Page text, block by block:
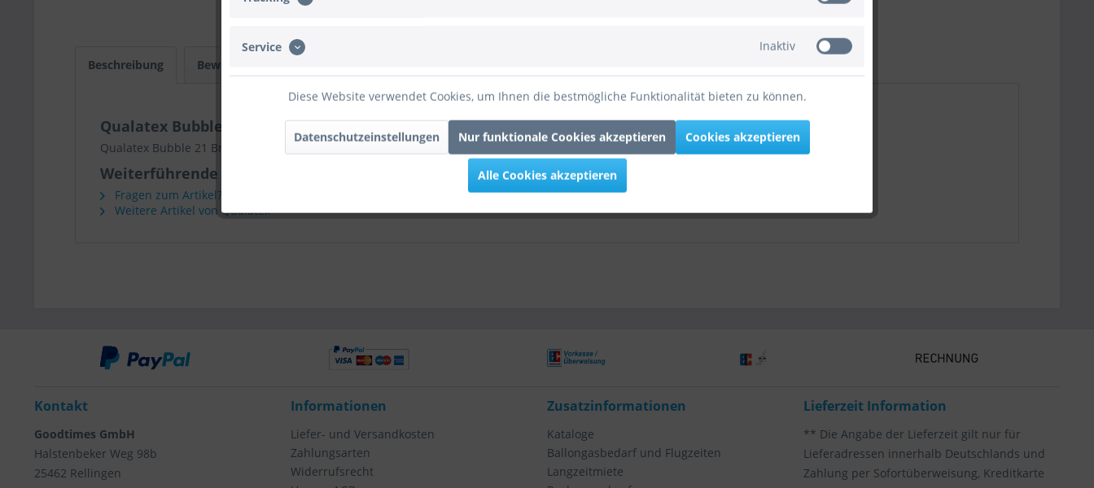
Beschreibung Bewertungen
Qualatex Bubble 21 Brilliant Stars 55cm/22"
Qualatex Bubble 21 Brilliant Stars 55cm/22"
Weiterführende Links zu "Qualatex Bubble 21 Brilliant Stars 55cm/22""
Fragen zum Artikel?
Weitere Artikel von Qualatex
Kontakt
Goodtimes GmbH
Halstenbeker Weg 98b
25462 Rellingen
Informationen
Liefer- und Versandkosten
Zahlungsarten
Widerrufsrecht
Zusatzinformationen
Kataloge
Ballongasbedarf und Flugzeiten
Langzeitmiete
Lieferzeit Information
** Die Angabe der Lieferzeit gilt nur für
Lieferadressen innerhalb Deutschlands und
Zahlung per Sofortüberweisung, Kreditkarte
Service Inaktiv
Diese Website verwendet Cookies, um Ihnen die bestmögliche Funktionalität bieten zu können.
Datenschutzeinstellungen Nur funktionale Cookies akzeptieren Cookies akzeptieren
Alle Cookies akzeptieren